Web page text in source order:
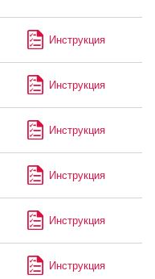
Инструкция
Инструкция
Инструкция
Инструкция
Инструкция
Инструкция